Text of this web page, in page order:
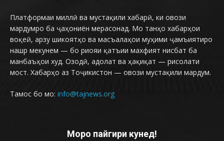
Платформаи миллӣ ва мустақили хабарӣ, ки овози
мардумро ба ҷаҳониён мерасонад. Мо танҳо хабарҳои
воқеӣ, арзу шикоятҳо ва масъалаҳои муҳими ҷамъиятиро
нашр мекунем — бо риояи қатъии махфият нисбат ба
манбаъҳои худ. Озодӣ, адолат ва ҳақиқат — рисолати
мост. Хабарҳо аз Тоҷикистон — овози мустақили мардум.
Тамос бо мо: info@tajnews.org
Моро пайгири кунед!